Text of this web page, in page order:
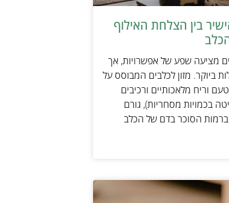
בין הצלחת האילוף
מציעה שפע של אפשרויות, אך
ביוקר. מזון לכלבים המבוסס על
וריח מלאכותיים ורכיבים
בכמויות מסחריות), גורם
ברמות הסוכר בדם של הכלב